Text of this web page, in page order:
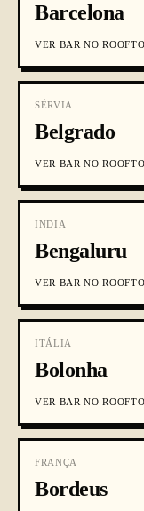
Barcelona
VER BAR NO
SÉRVIA
Belgrado
VER BAR NO
INDIA
Bengaluru
VER BAR NO
ITÁLIA
Bolonha
VER BAR NO
FRANÇA
Bordeus